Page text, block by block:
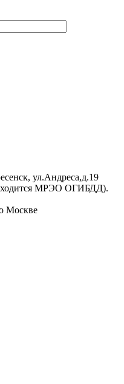
ул.Андреса,д.19
МРЭО ОГИБДД).
Москве